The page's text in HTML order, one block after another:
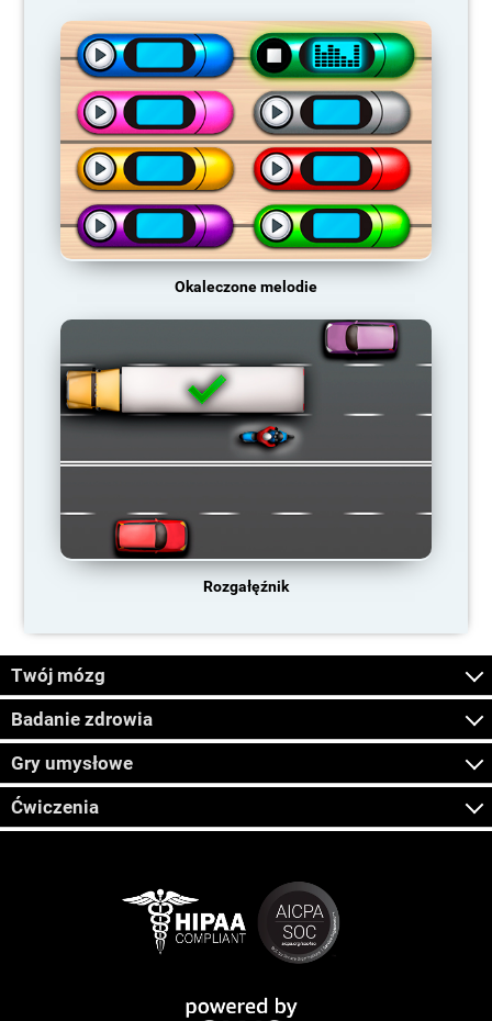
Okaleczone melodie
Rozgałęźnik
Twój mózg
Badanie zdrowia
Gry umysłowe
Ćwiczenia